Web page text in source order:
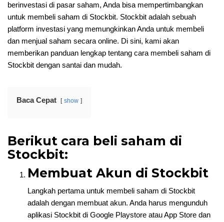
berinvestasi di pasar saham, Anda bisa mempertimbangkan
untuk membeli saham di Stockbit. Stockbit adalah sebuah
platform investasi yang memungkinkan Anda untuk membeli
dan menjual saham secara online. Di sini, kami akan
memberikan panduan lengkap tentang cara membeli saham di
Stockbit dengan santai dan mudah.
Baca Cepat show
Berikut cara beli saham di
Stockbit:
Membuat Akun di Stockbit
Langkah pertama untuk membeli saham di Stockbit
adalah dengan membuat akun. Anda harus mengunduh
aplikasi Stockbit di Google Playstore atau App Store dan